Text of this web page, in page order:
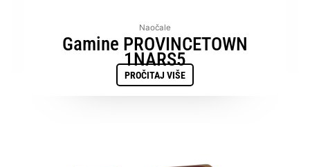
Naočale
Gamine PROVINCETOWN
1NARS5
PROČITAJ VIŠE